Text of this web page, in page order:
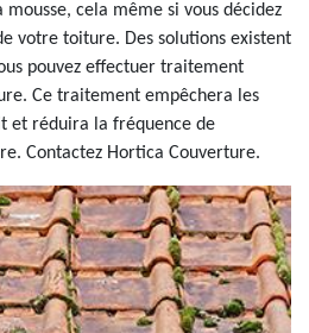
cela même si vous décidez
votre toiture. Des solutions existent
pouvez effectuer traitement
Ce traitement empêchera les
et réduira la fréquence de
Contactez Hortica Couverture.